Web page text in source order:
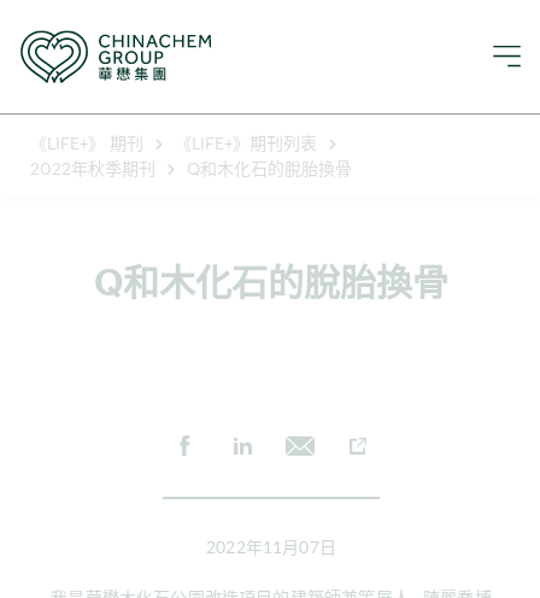
《LIFE+》 期刊
《LIFE+》期刊列表
2022年秋季期刊
Q和木化石的脫胎換骨
Q和木化石的脫胎換骨
2022年11月07日